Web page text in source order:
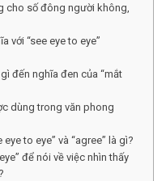
cho số đông người không,
với “see eye to eye”
đến nghĩa đen của “mắt
dùng trong văn phong
to eye” và “agree” là gì?
để nói về việc nhìn thấy